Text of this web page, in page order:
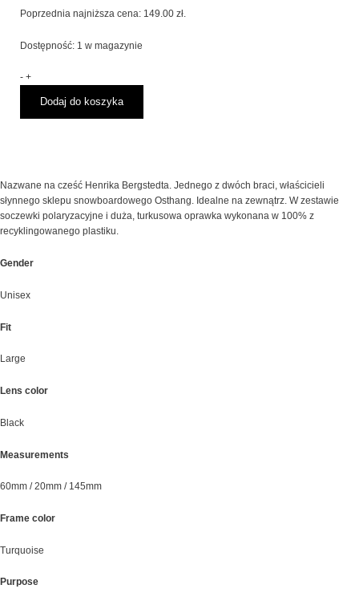
wynosiła:wynosi:
Poprzednia najniższa cena: 149.00 zł.
Dostępność: 1 w magazynie
-
ilość
Przeciwsłoneczne
Henrik
Turquise
+
Dodaj do koszyka
Nazwane na cześć Henrika Bergstedta. Jednego z dwóch braci, właścicieli
słynnego sklepu snowboardowego Osthang. Idealne na zewnątrz. W zestawie
soczewki polaryzacyjne i duża, turkusowa oprawka wykonana w 100% z
recyklingowanego plastiku.
Gender
Unisex
Fit
Large
Lens color
Black
Measurements
60mm / 20mm / 145mm
Frame color
Turquoise
Purpose